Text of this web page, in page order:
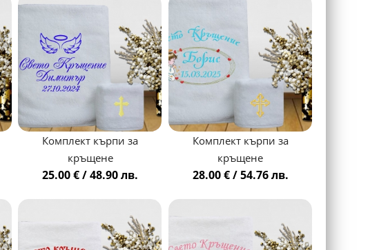
Комплект кърпи за
кръщене
25.00 € / 48.90 лв.
Комплект кърпи за
кръщене
28.00 € / 54.76 лв.